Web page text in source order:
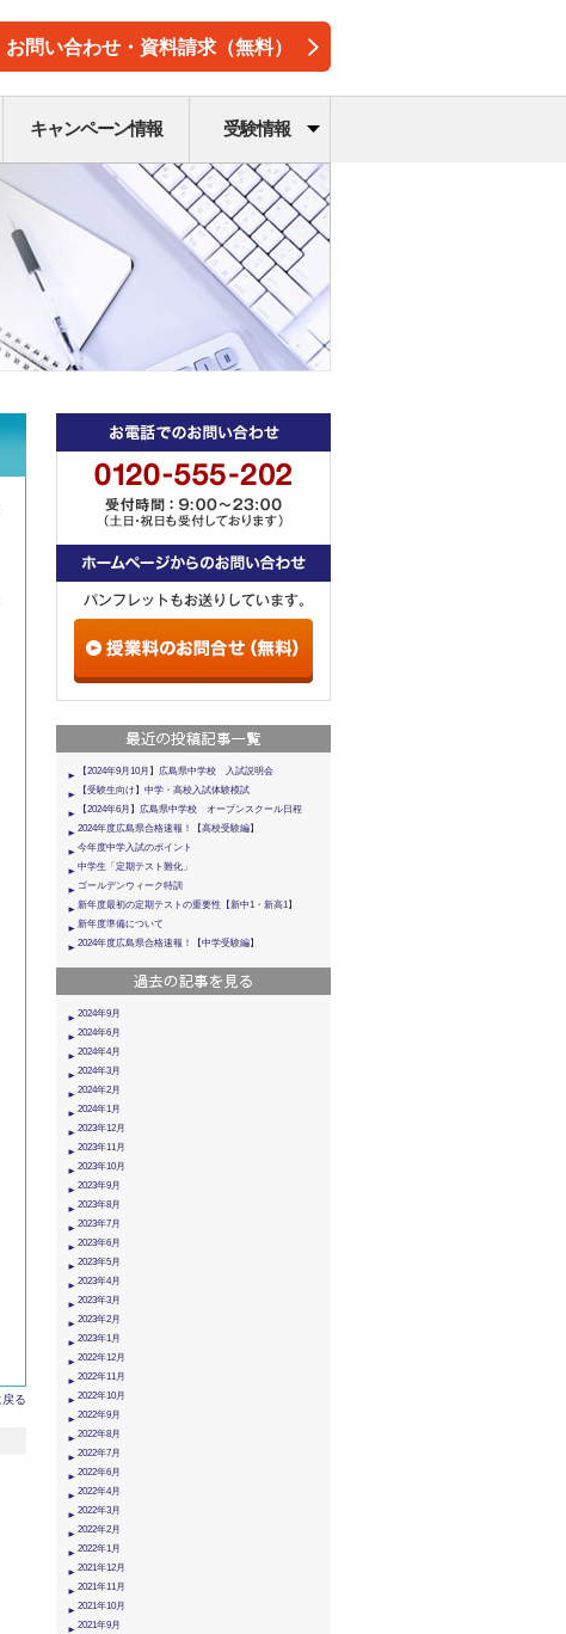
お問い合わせ・資料請求（無料）
キャンペーン情報 受験情報
る
【2024年9月10月】広島県中学校 入試説明会
【受験生向け】中学・高校入試体験模試
【2024年6月】広島県中学校 オープンスクール日程
2024年度広島県合格速報！【高校受験編】
今年度中学入試のポイント
中学生「定期テスト難化」
ゴールデンウィーク特訓
新年度最初の定期テストの重要性【新中1・新高1】
新年度準備について
2024年度広島県合格速報！【中学受験編】
2024年9月
2024年6月
2024年4月
2024年3月
2024年2月
2024年1月
2023年12月
2023年11月
2023年10月
2023年9月
2023年8月
2023年7月
2023年6月
2023年5月
2023年4月
2023年3月
2023年2月
2023年1月
2022年12月
2022年11月
2022年10月
2022年9月
2022年8月
2022年7月
2022年6月
2022年4月
2022年3月
2022年2月
2022年1月
2021年12月
2021年11月
2021年10月
2021年9月